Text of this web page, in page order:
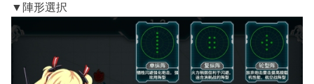
▼陣形選択